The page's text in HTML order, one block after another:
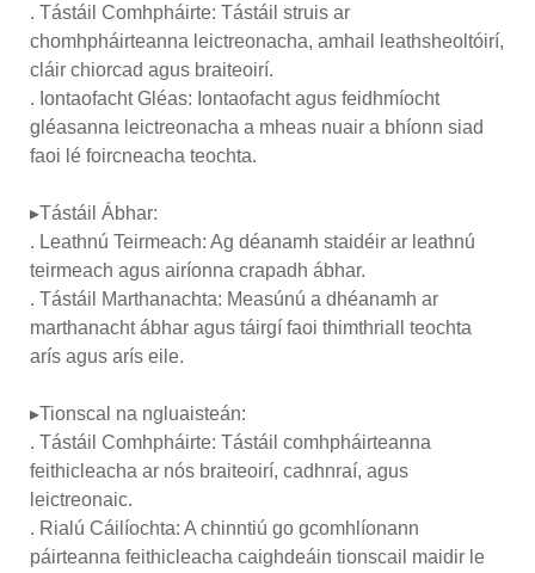
. Tástáil Comhpháirte: Tástáil struis ar
chomhpháirteanna leictreonacha, amhail leathsheoltóirí,
cláir chiorcad agus braiteoirí.
. Iontaofacht Gléas: Iontaofacht agus feidhmíocht
gléasanna leictreonacha a mheas nuair a bhíonn siad
faoi lé foircneacha teochta.
▸Tástáil Ábhar:
. Leathnú Teirmeach: Ag déanamh staidéir ar leathnú
teirmeach agus airíonna crapadh ábhar.
. Tástáil Marthanachta: Measúnú a dhéanamh ar
marthanacht ábhar agus táirgí faoi thimthriall teochta
arís agus arís eile.
▸Tionscal na ngluaisteán:
. Tástáil Comhpháirte: Tástáil comhpháirteanna
feithicleacha ar nós braiteoirí, cadhnraí, agus
leictreonaic.
. Rialú Cáilíochta: A chinntiú go gcomhlíonann
páirteanna feithicleacha caighdeáin tionscail maidir le